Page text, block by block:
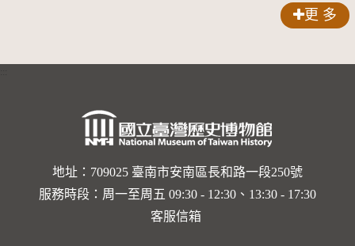
的依戀—
勒大地之
歌]【對
世界與生
命的依戀
更 多
地址：709025 臺南市安南區長和路一段250號
服務時段：周一至周五 09:30 - 12:30、13:30 - 17:30
客服信箱